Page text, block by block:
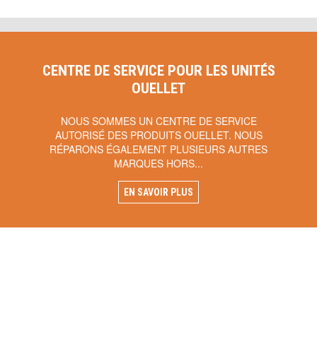
CENTRE DE SERVICE POUR LES UNITÉS
OUELLET
NOUS SOMMES UN CENTRE DE SERVICE
AUTORISÉ DES PRODUITS OUELLET. NOUS
RÉPARONS ÉGALEMENT PLUSIEURS AUTRES
MARQUES HORS...
EN SAVOIR PLUS